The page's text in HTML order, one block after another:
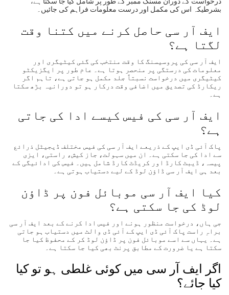
بشرطیکہ اس کی مکمل اور درست معلومات فراہم کی جائیں۔
ایف آر سی حاصل کرنے میں کتنا وقت
لگتا ہے؟
ایف آر سی کی پروسیسنگ کا وقت منتخب کی گئی کیٹیگری اور
معلومات کی درستگی پر منحصر ہوتا ہے۔ عام طور پر ایگزیکٹو
کیٹیگری میں درخواست نسبتاً جلد مکمل ہو جاتی ہے، تاہم اگر
ریکارڈ کی تصدیق میں اضافی وقت درکار ہو تو دورانیہ بڑھ سکتا
ہے۔
ایف آر سی کی فیس کیسے ادا کی جاتی
ہے؟
پاک آئی ڈی ایپ کے ذریعے ایف آر سی کی فیس مختلف ڈیجیٹل ذرائع
سے ادا کی جا سکتی ہے۔ ان میں سہولت، جاز کیش، راستی، ایزی
پیسہ، ڈیبٹ کارڈ اور کریڈٹ کارڈ شامل ہیں۔ فیس کی ادائیگی کے
بعد ہی ایف آر سی ڈاؤن لوڈ کے لیے دستیاب ہوتی ہے۔
کیا ایف آر سی موبائل فون پر ڈاؤن
لوڈ کی جا سکتی ہے؟
جی ہاں، درخواست منظور ہونے اور فیس ادا کرنے کے بعد ایف آر سی
براہِ راست پاک آئی ڈی ایپ کے آئی ڈی والٹ میں دستیاب ہو جاتی
ہے۔ یہاں سے اسے موبائل فون پر ڈاؤن لوڈ کر کے محفوظ کیا جا
سکتا ہے یا ضرورت کے مطابق پرنٹ بھی کیا جا سکتا ہے۔
اگر ایف آر سی میں کوئی غلطی ہو تو کیا
کیا جائے؟